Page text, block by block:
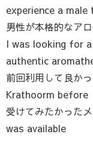
experience a
男性が本格的なア
I was looking for
authentic
前回利用して良か
Krathoorm before
受けてみたかった
was available